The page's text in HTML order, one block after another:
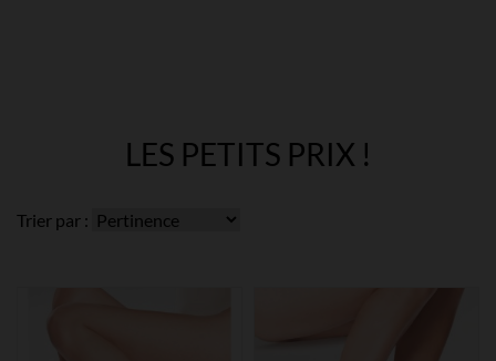
LES PETITS PRIX !
Trier par :